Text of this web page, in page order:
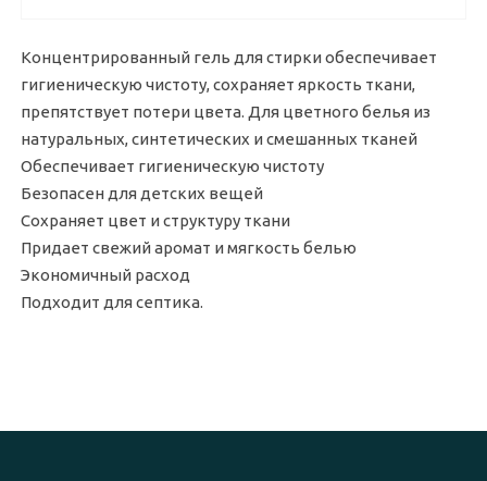
Концентрированный гель для стирки обеспечивает
гигиеническую чистоту, сохраняет яркость ткани,
препятствует потери цвета. Для цветного белья из
натуральных, синтетических и смешанных тканей
Обеспечивает гигиеническую чистоту
Безопасен для детских вещей
Сохраняет цвет и структуру ткани
Придает свежий аромат и мягкость белью
Экономичный расход
Подходит для септика.